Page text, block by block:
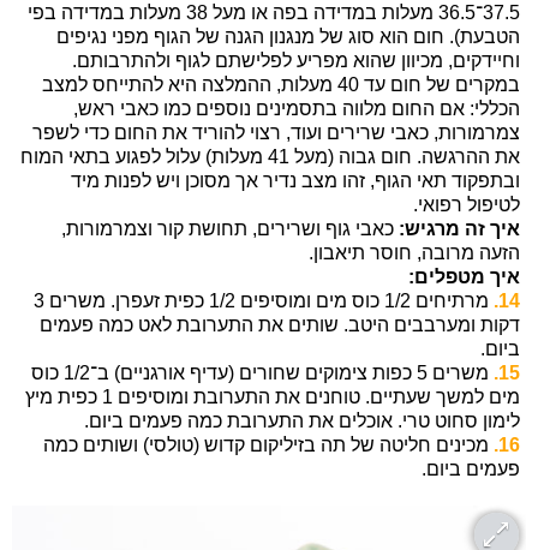
37.5־36.5 מעלות במדידה בפה או מעל 38 מעלות במדידה בפי
הטבעת). חום הוא סוג של מנגנון הגנה של הגוף מפני נגיפים
וחיידקים, מכיוון שהוא מפריע לפלישתם לגוף ולהתרבותם.
במקרים של חום עד 40 מעלות, ההמלצה היא להתייחס למצב
הכללי: אם החום מלווה בתסמינים נוספים כמו כאבי ראש,
צמרמורות, כאבי שרירים ועוד, רצוי להוריד את החום כדי לשפר
את ההרגשה. חום גבוה (מעל 41 מעלות) עלול לפגוע בתאי המוח
ובתפקוד תאי הגוף, זהו מצב נדיר אך מסוכן ויש לפנות מיד
לטיפול רפואי.
איך זה מרגיש: כאבי גוף ושרירים, תחושת קור וצמרמורות,
הזעה מרובה, חוסר תיאבון.
איך מטפלים:
14.
מרתיחים 1/2 כוס מים ומוסיפים 1/2 כפית זעפרן. משרים 3
דקות ומערבבים היטב. שותים את התערובת לאט כמה פעמים
ביום.
15.
משרים 5 כפות צימוקים שחורים (עדיף אורגניים) ב־1/2 כוס
מים למשך שעתיים. טוחנים את התערובת ומוסיפים 1 כפית מיץ
לימון סחוט טרי. אוכלים את התערובת כמה פעמים ביום.
16. מכינים חליטה של תה בזיליקום קדוש (טולסי) ושותים כמה
פעמים ביום.